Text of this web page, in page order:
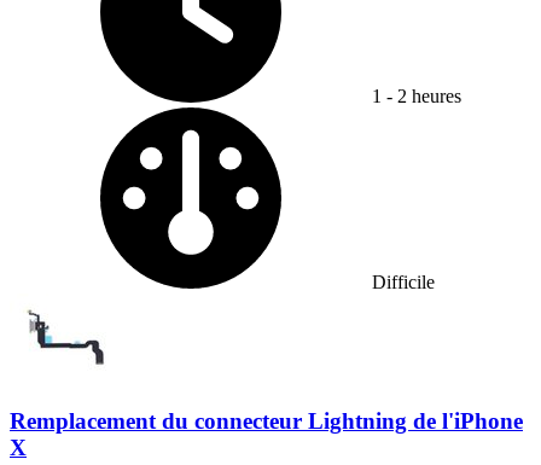
1 - 2 heures
Difficile
Remplacement du connecteur Lightning de l'iPhone
X